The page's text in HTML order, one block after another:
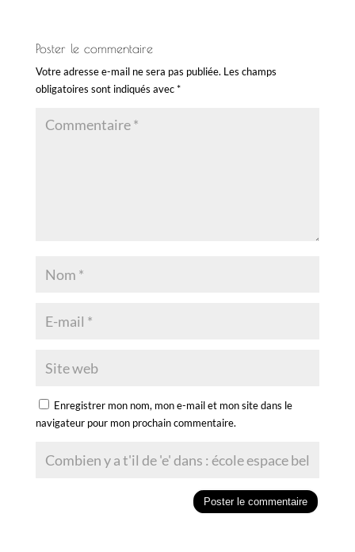
Poster le commentaire
Votre adresse e-mail ne sera pas publiée. Les champs
obligatoires sont indiqués avec*
Enregistrer mon nom, mon e-mail et mon site dans le
navigateur pour mon prochain commentaire.